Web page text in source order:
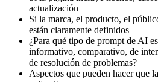
actualización
Si la marca, el producto, el
están claramente definidos
¿Para qué tipo de prompt de AI
informativo, comparativo, de
de resolución de problemas?
Aspectos que pueden hacer que